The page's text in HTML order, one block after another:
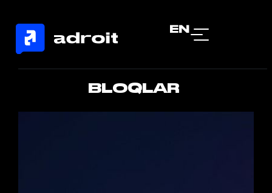
EN
BLOQLAR